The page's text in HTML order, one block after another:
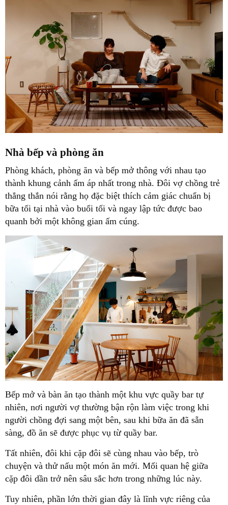
Nhà bếp và phòng ăn
Phòng khách, phòng ăn và bếp mở thông với nhau tạo
thành khung cảnh ấm áp nhất trong nhà. Đôi vợ chồng trẻ
thẳng thắn nói rằng họ đặc biệt thích cảm giác chuẩn bị
bữa tối tại nhà vào buổi tối và ngay lập tức được bao
quanh bởi một không gian ấm cúng.
Bếp mở và bàn ăn tạo thành một khu vực quầy bar tự
nhiên, nơi người vợ thường bận rộn làm việc trong khi
người chồng đợi sang một bên, sau khi bữa ăn đã sẵn
sàng, đồ ăn sẽ được phục vụ từ quầy bar.
Tất nhiên, đôi khi cặp đôi sẽ cùng nhau vào bếp, trò
chuyện và thử nấu một món ăn mới. Mối quan hệ giữa
cặp đôi dần trở nên sâu sắc hơn trong những lúc này.
Tuy nhiên, phần lớn thời gian đây là lĩnh vực riêng của